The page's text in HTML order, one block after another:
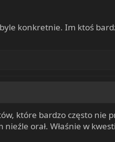
konkretnie. Im ktoś
które bardzo często nie
orał. Właśnie w